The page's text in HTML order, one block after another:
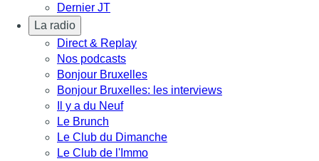
Dernier JT
La radio
Direct & Replay
Nos podcasts
Bonjour Bruxelles
Bonjour Bruxelles: les interviews
Il y a du Neuf
Le Brunch
Le Club du Dimanche
Le Club de l'Immo